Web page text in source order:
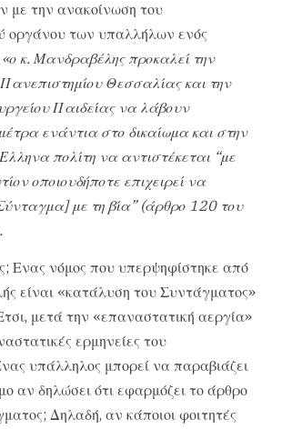
με την ανακοίνωση του
οργάνου των υπαλλήλων ενός
«ο κ. Μανδραβέλης προκαλεί την
Θεσσαλίας και την
Παιδείας να λάβουν
ενάντια στο δικαίωμα και στην
πολίτη να αντιστέκεται “με
οποιουδήποτε επιχειρεί να
με τη βία” (άρθρο 120 του
Ενας νόμος που υπερψηφίστηκε από
είναι «κατάλυση του Συντάγματος»
μετά την «επαναστατική αεργία»
ερμηνείες του
υπάλληλος μπορεί να παραβιάζει
αν δηλώσει ότι εφαρμόζει το άρθρο
Δηλαδή, αν κάποιοι φοιτητές